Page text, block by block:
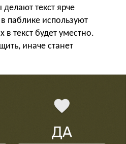
текст ярче
паблике используют
текст будет уместно.
иначе станет